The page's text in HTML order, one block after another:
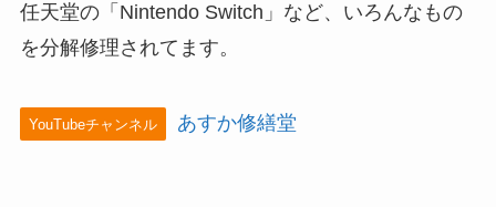
任天堂の「Nintendo Switch」など、いろんなもの
を分解修理されてます。
YouTubeチャンネル あすか修繕堂